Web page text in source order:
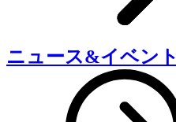
ニュース&イベント